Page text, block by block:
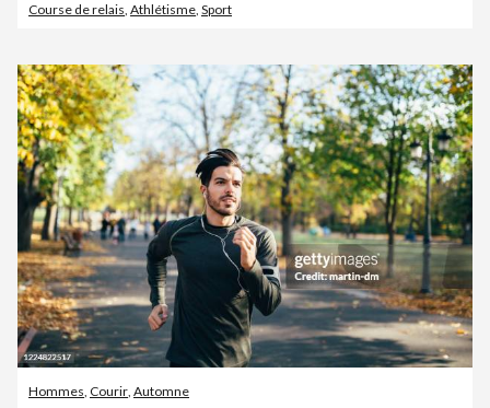
Course de relais, Athlétisme, Sport
Hommes, Courir, Automne